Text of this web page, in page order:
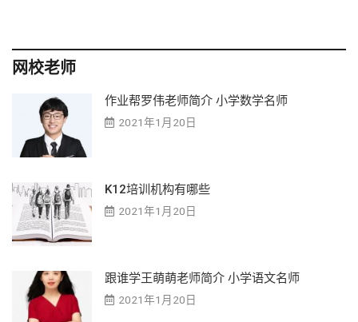
网校老师
作业帮罗伟老师简介 小学数学名师
2021年1月20日
K12培训机构有哪些
2021年1月20日
跟谁学王萌萌老师简介 小学语文名师
2021年1月20日